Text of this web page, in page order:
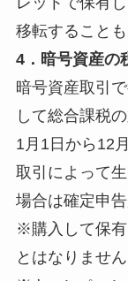
移転することも
4．暗号資産の
暗号資産取引
して総合課税
1月1日から12
取引によって
場合は確定申
※購入して保
とはなりません